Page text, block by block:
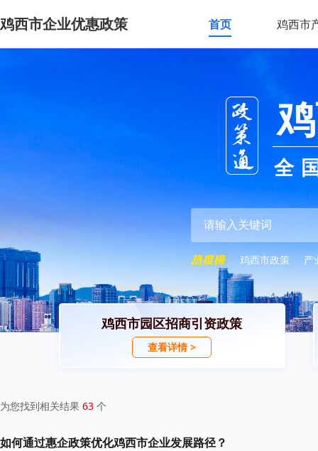
鸡西市企业优惠政策 首页 鸡西市
全
鸡西市政策 产
鸡西市园区招商引资政策
查看详情 >
为您找到相关结果 63 个
如何通过惠企政策优化鸡西市企业发展路径？